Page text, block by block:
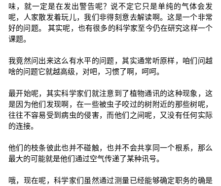
味，就一定是在发出警告呢？说不定它只是单纯的气体会发
呢，人家散发着玩儿，我们非得刻意去解读啊。这是一个非常
好的问题。 其实呢，也有很多的科学家至今仍在研究这样一个
课题。
我竟然问出来这么有水平的问题，其实通常听原样，咱们问越
啥的问题它就越高级，对吧，习惯了啊，呵呵。
最开始呢，其实科学家们就注意到了植物通讯的这种现象，这
是因为他们发现啊，在一些被虫子咬过的树附近的那些树呢，
往往不容易受到病虫的侵害，而他们之间呢，又没有任何实际
的连接。
他们的枝条彼此也并不碰触，也并不会共享同一个根系，那么
最大的可能就是他们通过空气传递了某种讯号。
哦，现在呢，科学家们虽然通过测量已经能够确定职务的确是